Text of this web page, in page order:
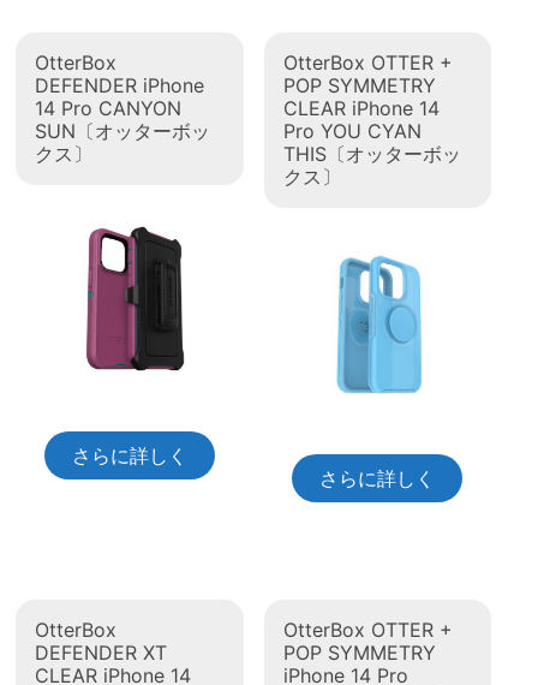
OtterBox
DEFENDER iPhone
14 Pro CANYON
SUN〔オッターボッ
クス〕
さらに詳しく
OtterBox OTTER +
POP SYMMETRY
CLEAR iPhone 14
Pro YOU CYAN
THIS〔オッターボッ
クス〕
さらに詳しく
OtterBox
DEFENDER XT
CLEAR iPhone 14
OtterBox OTTER +
POP SYMMETRY
iPhone 14 Pro